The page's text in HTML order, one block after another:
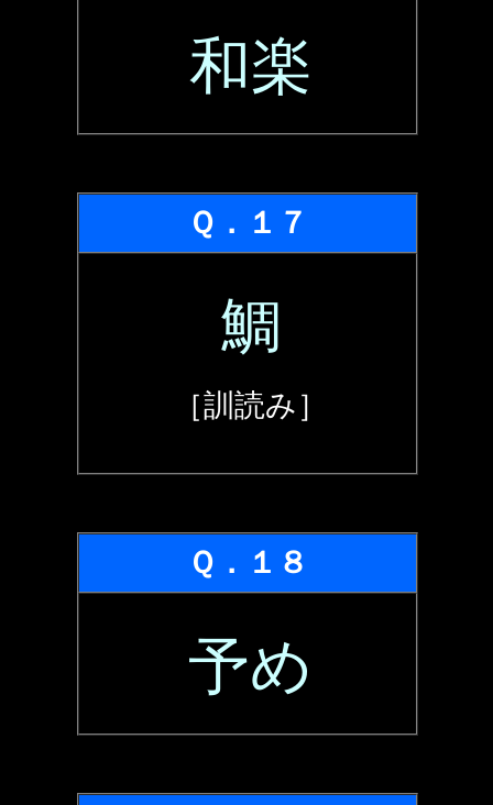
和楽
Ｑ．１７
鯛
［訓読み］
Ｑ．１８
予め